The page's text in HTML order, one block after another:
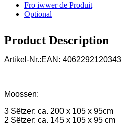
Fro iwwer de Produit
Optional
Product Description
Artikel-Nr.:EAN: 4062292120343
Moossen:
3 Sëtzer: ca. 200 x 105 x 95cm
2 Sëtzer: ca. 145 x 105 x 95 cm